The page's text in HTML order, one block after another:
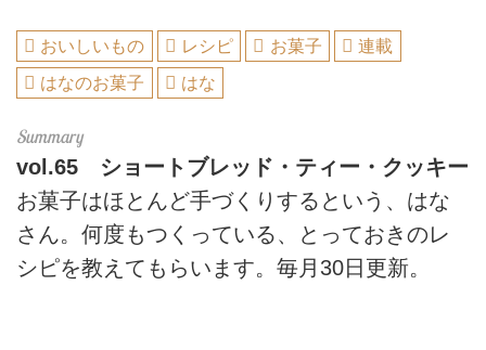
おいしいもの レシピ お菓子
連載
はなのお菓子
はな
vol.65 ショートブレッド・ティー・クッキー
お菓子はほとんど手づくりするという、はな
さん。何度もつくっている、とっておきのレ
シピを教えてもらいます。毎月30日更新。